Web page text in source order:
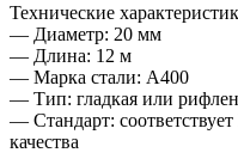
Технические
— Диаметр: 20 мм
— Длина: 12 м
— Марка стали: А400
— Тип: гладкая или
— Стандарт:
качества